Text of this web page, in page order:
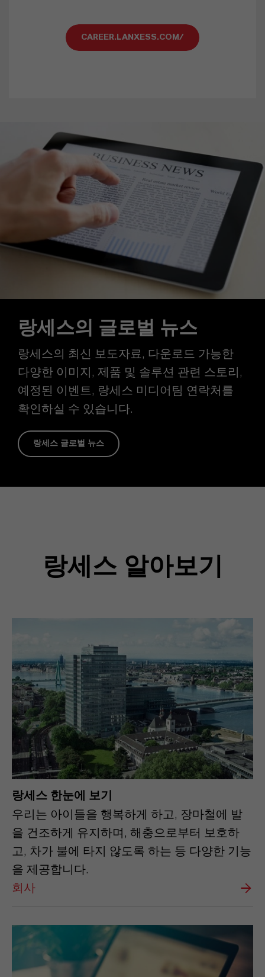
CAREER.LANXESS.COM/
랑세스의 글로벌 뉴스
랑세스의 최신 보도자료, 다운로드 가능한
다양한 이미지, 제품 및 솔루션 관련 스토리,
예정된 이벤트, 랑세스 미디어팀 연락처를
확인하실 수 있습니다.
랑세스 글로벌 뉴스
랑세스 알아보기
랑세스 한눈에 보기
우리는 아이들을 행복하게 하고, 장마철에 발
을 건조하게 유지하며, 해충으로부터 보호하
고, 차가 불에 타지 않도록 하는 등 다양한 기능
을 제공합니다.
회사